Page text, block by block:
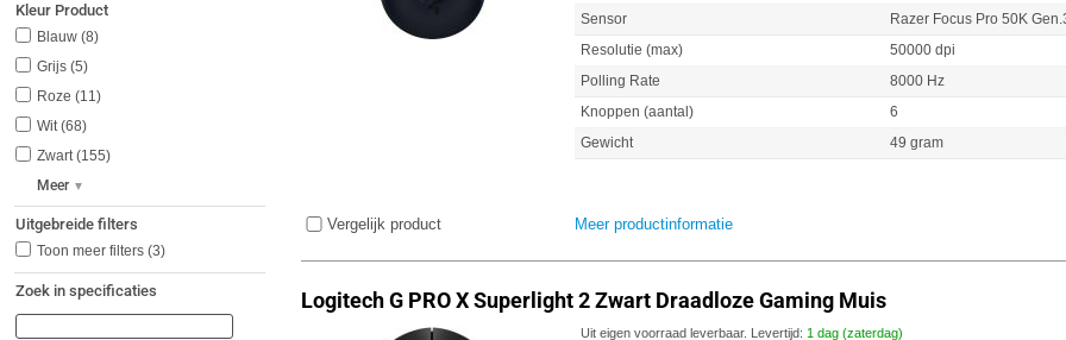
Kleur Product
Blauw 8
Grijs 5
Roze
11
Wit 68
Zwart 155
Meer
Uitgebreide filters
Toon meer filters (3)
Zoek in specificaties
Sensor
Razer Focus Pro 50K
Resolutie (max)
50000 dpi
Polling Rate
8000 Hz
Knoppen (aantal)
6
Gewicht
49 gram
Vergelijk product Meer productinformatie
Logitech G PRO X Superlight 2 Zwart Draadloze Gaming Muis
Uit eigen voorraad leverbaar. Levertijd: 1 dag (zaterdag)